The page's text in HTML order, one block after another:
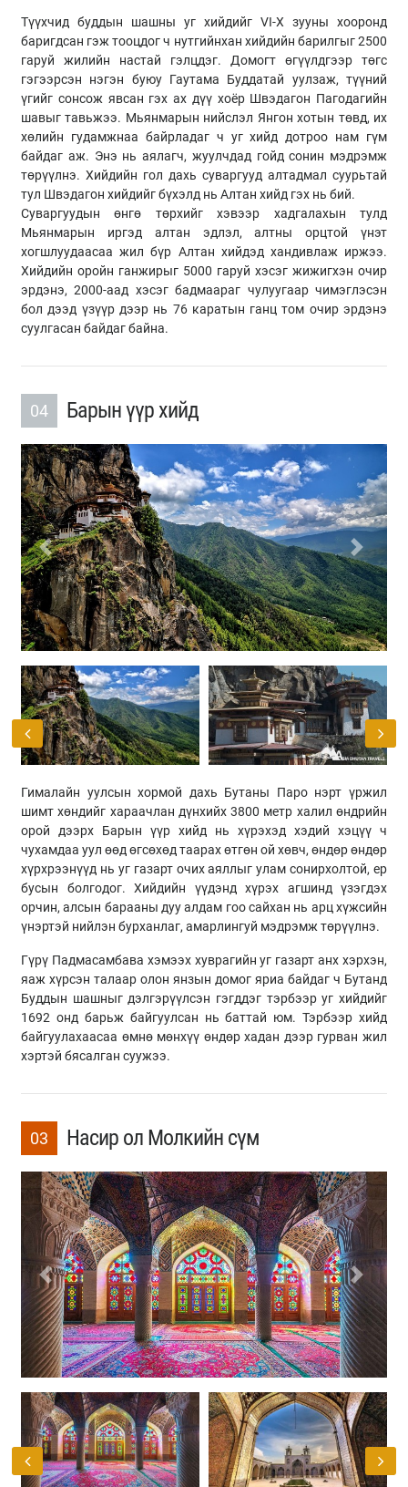
Түүхчид буддын шашны уг хийдийг VI-X зууны хооронд
баригдсан гэж тооцдог ч нутгийнхан хийдийн барилгыг 2500
гаруй жилийн настай гэлцдэг. Домогт өгүүлдгээр төгс
гэгээрсэн нэгэн буюу Гаутама Буддатай уулзаж, түүний
үгийг сонсож явсан гэх ах дүү хоёр Швэдагон Пагодагийн
шавыг тавьжээ. Мьянмарын нийслэл Янгон хотын төвд, их
хөлийн гудамжнаа байрладаг ч уг хийд дотроо нам гүм
байдаг аж. Энэ нь аялагч, жуулчдад гойд сонин мэдрэмж
төрүүлнэ. Хийдийн гол дахь суваргууд алтадмал суурьтай
тул Швэдагон хийдийг бүхэлд нь Алтан хийд гэх нь бий.
Суваргуудын өнгө төрхийг хэвээр хадгалахын тулд
Мьянмарын иргэд алтан эдлэл, алтны орцтой үнэт
хогшлуудаасаа жил бүр Алтан хийдэд хандивлаж иржээ.
Хийдийн оройн ганжирыг 5000 гаруй хэсэг жижигхэн очир
эрдэнэ, 2000-аад хэсэг бадмаараг чулуугаар чимэглэсэн
бол дээд үзүүр дээр нь 76 каратын ганц том очир эрдэнэ
суулгасан байдаг байна.
04 Барын үүр хийд
Previous Next
Гималайн уулсын хормой дахь Бутаны Паро нэрт үржил
шимт хөндийг хараачлан дүнхийх 3800 метр халил өндрийн
орой дээрх Барын үүр хийд нь хүрэхэд хэдий хэцүү ч
чухамдаа уул өөд өгсөхөд таарах өтгөн ой хөвч, өндөр өндөр
хүрхрээнүүд нь уг газарт очих аяллыг улам сонирхолтой, ер
бусын болгодог. Хийдийн үүдэнд хүрэх агшинд үзэгдэх
орчин, алсын барааны дуу алдам гоо сайхан нь арц хүжсийн
үнэртэй нийлэн бурханлаг, амарлингуй мэдрэмж төрүүлнэ.
Гүрү Падмасамбава хэмээх хуврагийн уг газарт анх хэрхэн,
яаж хүрсэн талаар олон янзын домог яриа байдаг ч Бутанд
Буддын шашныг дэлгэрүүлсэн гэгддэг тэрбээр уг хийдийг
1692 онд барьж байгуулсан нь баттай юм. Тэрбээр хийд
байгуулахаасаа өмнө мөнхүү өндөр хадан дээр гурван жил
хэртэй бясалган суужээ.
03 Насир ол Молкийн сүм
Previous Next